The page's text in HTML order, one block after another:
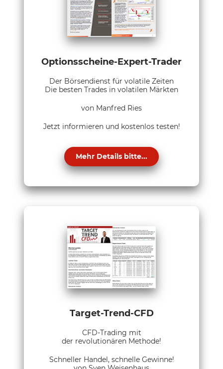
Optionsscheine-Expert-Trader
Der Börsendienst für volatile Zeiten
Die besten Trades in volatilen Märkten
von Manfred Ries
Jetzt informieren und kostenlos testen!
Mehr Details bitte...
Target-Trend-CFD
CFD-Trading mit
der revolutionären Methode!
Schneller Handel, schnelle Gewinne!